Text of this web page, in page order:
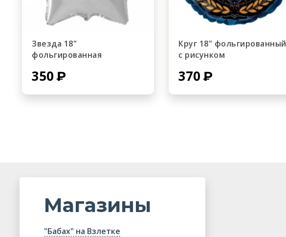
Звезда 18"
фольгированная
350
Круг 18" фольгированный
с рисунком
370
Магазины
"Бабах" на Взлетке